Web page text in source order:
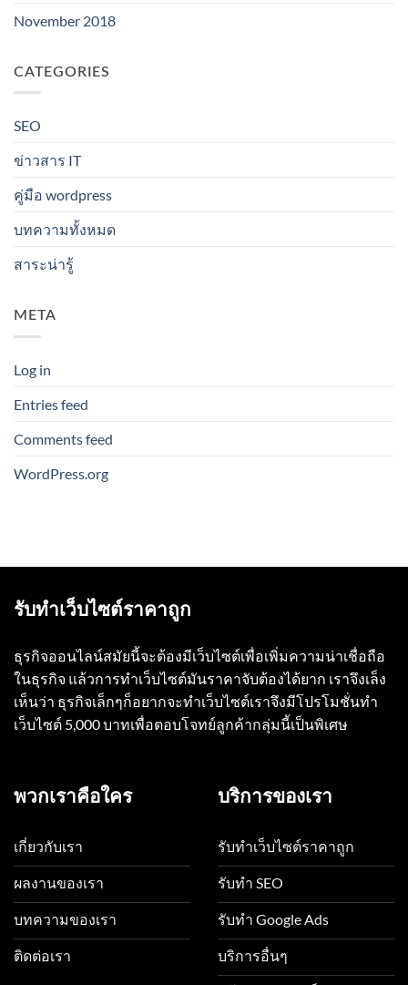
November 2018
CATEGORIES
SEO
ข่าวสาร IT
คู่มือ wordpress
บทความทั้งหมด
สาระน่ารู้
META
Log in
Entries feed
Comments feed
WordPress.org
รับทำเว็บไซต์ราคาถูก
ธุรกิจออนไลน์สมัยนี้จะต้องมีเว็บไซต์เพื่อเพิ่มความน่าเชื่อถือ
ในธุรกิจ แล้วการทำเว็บไซต์มันราคาจับต้องได้ยาก เราจึงเล็ง
เห็นว่า ธุรกิจเล็กๆก็อยากจะทำเว็บไซต์เราจึงมีโปรโมชั่นทำ
เว็บไซต์ 5,000 บาทเพื่อตอบโจทย์ลูกค้ากลุ่มนี้เป็นพิเศษ
พวกเราคือใคร
เกี่ยวกับเรา
ผลงานของเรา
บทความของเรา
ติดต่อเรา
บริการของเรา
รับทำเว็บไซต์ราคาถูก
รับทำ SEO
รับทำ Google Ads
บริการอื่นๆ